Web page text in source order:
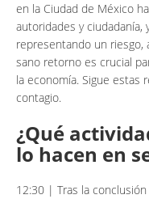
en la Ciudad de México
autoridades y ciudadanía,
representando un riesgo,
sano retorno es crucial
la economía. Sigue estas
contagio.
¿Qué
lo hacen en
12:30 | Tras la conclusión